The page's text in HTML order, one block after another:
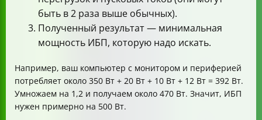
быть в 2 раза выше обычных).
Полученный результат — минимальная
мощность ИБП, которую надо искать.
Например, ваш компьютер с монитором и периферией
потребляет около 350 Вт + 20 Вт + 10 Вт + 12 Вт = 392 Вт.
Умножаем на 1,2 и получаем около 470 Вт. Значит, ИБП
нужен примерно на 500 Вт.